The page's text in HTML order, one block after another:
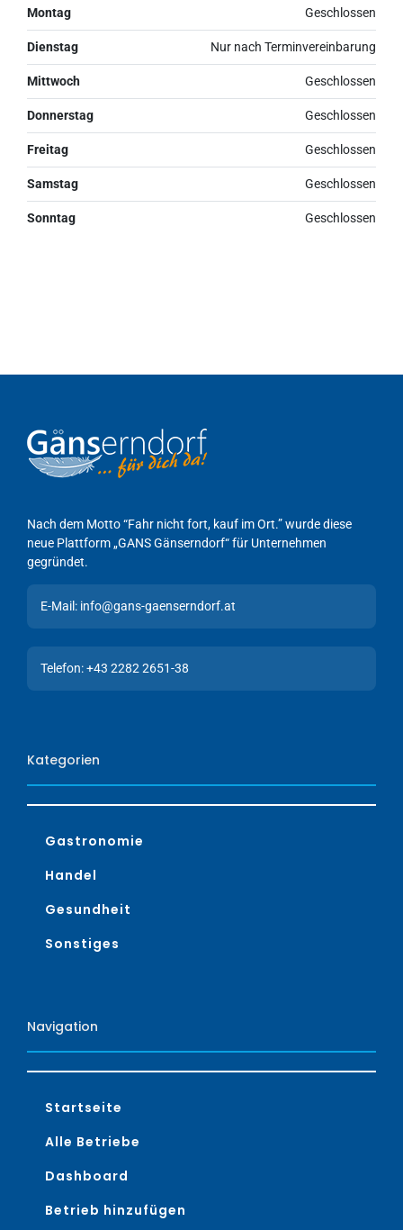
Montag Geschlossen
Dienstag Nur nach Terminvereinbarung
Mittwoch Geschlossen
Donnerstag Geschlossen
Freitag Geschlossen
Samstag Geschlossen
Sonntag Geschlossen
Nach dem Motto “Fahr nicht fort, kauf im Ort.” wurde diese
neue Plattform „GANS Gänserndorf“ für Unternehmen
gegründet.
E-Mail: info@gans-gaenserndorf.at
Telefon: +43 2282 2651-38
Kategorien
Gastronomie
Handel
Gesundheit
Sonstiges
Navigation
Startseite
Alle Betriebe
Dashboard
Betrieb hinzufügen